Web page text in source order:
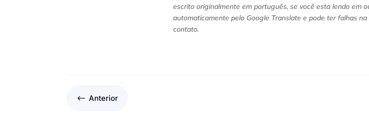
escrito originalmente em português, se você esta lendo em
automaticamente pelo Google Translate e pode ter falhas
contato.
# Anterior